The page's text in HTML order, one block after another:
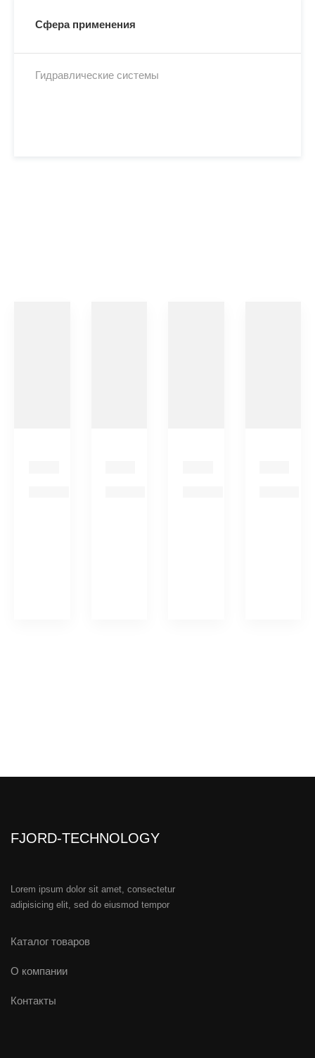
Превосходная фильтруемость как во влажных,
так и в сухих условиях позволяет снизить
Сфера применения
Гидравлические системы
FJORD-TECHNOLOGY
Lorem ipsum dolor sit amet, consectetur
adipisicing elit, sed do eiusmod tempor
Каталог товаров
О компании
Контакты